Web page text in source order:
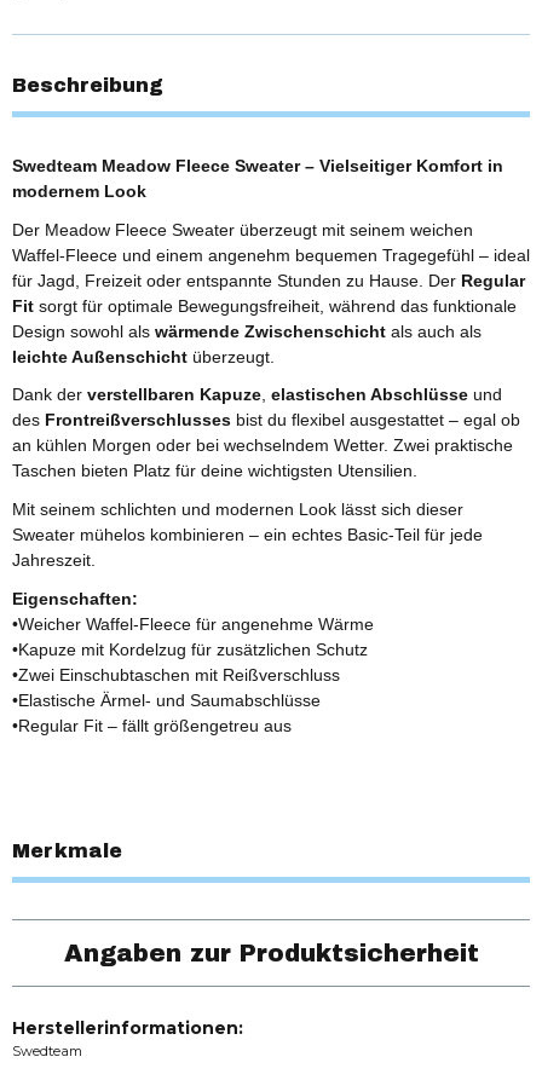
Beschreibung
Swedteam Meadow Fleece Sweater – Vielseitiger Komfort in
modernem Look
Der Meadow Fleece Sweater überzeugt mit seinem weichen
Waffel-Fleece und einem angenehm bequemen Tragegefühl – ideal
für Jagd, Freizeit oder entspannte Stunden zu Hause. Der Regular
Fit sorgt für optimale Bewegungsfreiheit, während das funktionale
Design sowohl als wärmende Zwischenschicht als auch als
leichte Außenschicht überzeugt.
Dank der verstellbaren Kapuze, elastischen Abschlüsse und
des Frontreißverschlusses bist du flexibel ausgestattet – egal ob
an kühlen Morgen oder bei wechselndem Wetter. Zwei praktische
Taschen bieten Platz für deine wichtigsten Utensilien.
Mit seinem schlichten und modernen Look lässt sich dieser
Sweater mühelos kombinieren – ein echtes Basic-Teil für jede
Jahreszeit.
Eigenschaften:
•Weicher Waffel-Fleece für angenehme Wärme
•Kapuze mit Kordelzug für zusätzlichen Schutz
•Zwei Einschubtaschen mit Reißverschluss
•Elastische Ärmel- und Saumabschlüsse
•Regular Fit – fällt größengetreu aus
Merkmale
Angaben zur Produktsicherheit
Herstellerinformationen:
Swedteam